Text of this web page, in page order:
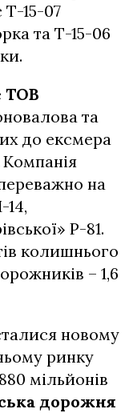
Т-15-07
та Т-15-06
ТОВ
та
до ексмера
на
14,
Р-81.
колишнього
– 1,6
новому
ринку
мільйонів
дорожня